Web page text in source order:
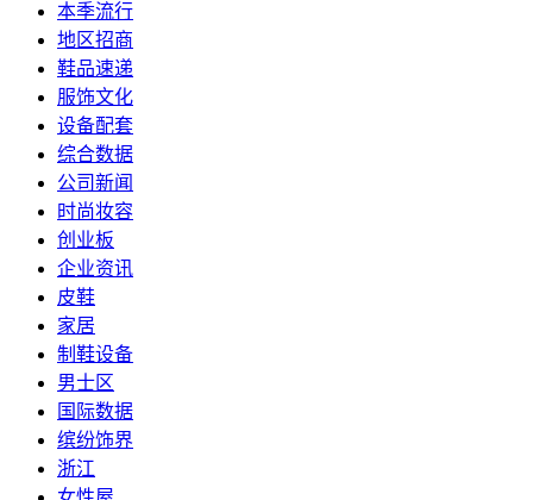
本季流行
地区招商
鞋品速递
服饰文化
设备配套
综合数据
公司新闻
时尚妆容
创业板
企业资讯
皮鞋
家居
制鞋设备
男士区
国际数据
缤纷饰界
浙江